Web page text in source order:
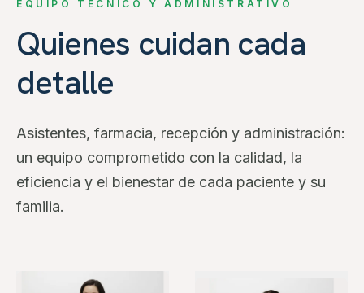
EQUIPO TÉCNICO Y ADMINISTRATIVO
Quienes cuidan cada
detalle
Asistentes, farmacia, recepción y administración:
un equipo comprometido con la calidad, la
eficiencia y el bienestar de cada paciente y su
familia.